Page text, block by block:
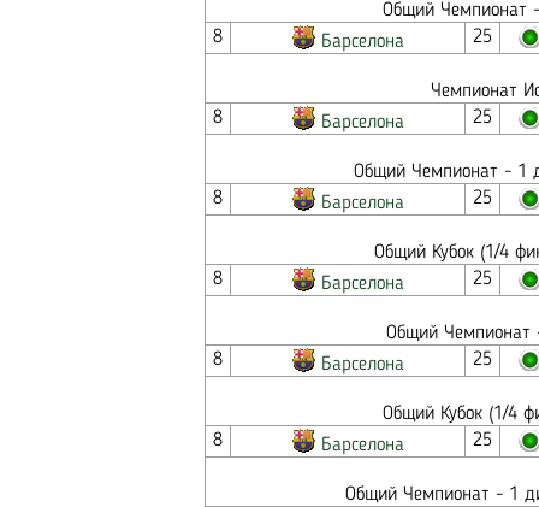
Общий Чемпионат
8
Барселона 25
Чемпионат
8
Барселона 25
Общий Чемпионат - 1
8
Барселона 25
Общий Кубок (1/4
8
Барселона 25
Общий Чемпионат
8
Барселона 25
Общий Кубок (1/4
8
Барселона 25
Общий Чемпионат - 1